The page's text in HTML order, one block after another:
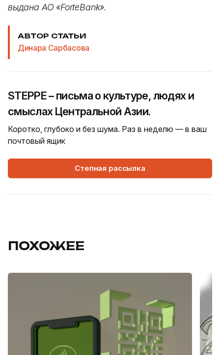
выдана АО «ForteBank».
АВТОР СТАТЬИ
Динара Сарбасова
STEPPE – письма о культуре, людях и
смыслах Центральной Азии.
Коротко, глубоко и без шума. Раз в неделю — в ваш
почтовый ящик
Степная рассылка
ПОХОЖЕЕ